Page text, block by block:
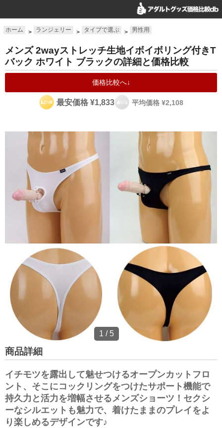
ホーム > ランジェリー > タイプで選ぶ > 男性用
メンズ 2wayストレッチ生地イボイボリング付きT
バック ホワイト ブラックの詳細と価格比較
価格比較へ↓
最安価格 ¥1,833 平均価格 ¥2,108
1 / 5
商品詳細
イチモツを露出して魅せつけるオープンカットフロ
ント、そこにコックリングをつけたサポート機能で
持久力と活力を増幅させるメンズショーツ！セクシ
ーなシルエットも魅力で、着けたままのプレイをよ
り楽しめるデザインです♪